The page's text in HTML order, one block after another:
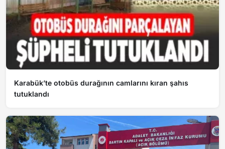
Karabük’te otobüs durağının camlarını kıran şahıs
tutuklandı